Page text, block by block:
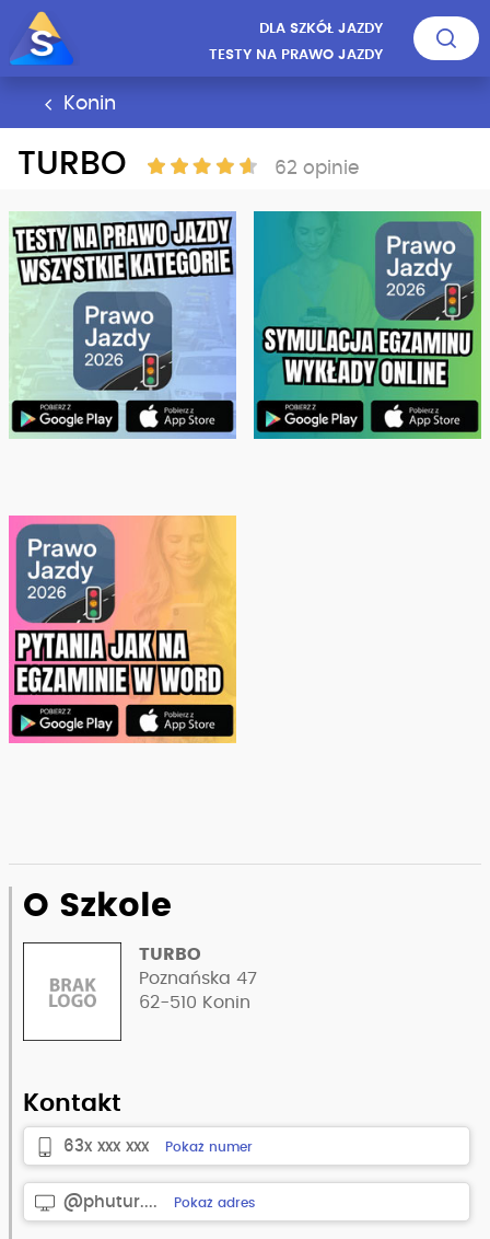
DLA SZKÓŁ JAZDY
TESTY NA PRAWO JAZDY
Konin
TURBO 62 opinie
O Szkole
TURBO
Poznańska 47
62-510 Konin
Kontakt
63x xxx xxx Pokaż numer
@phutur.... Pokaż adres